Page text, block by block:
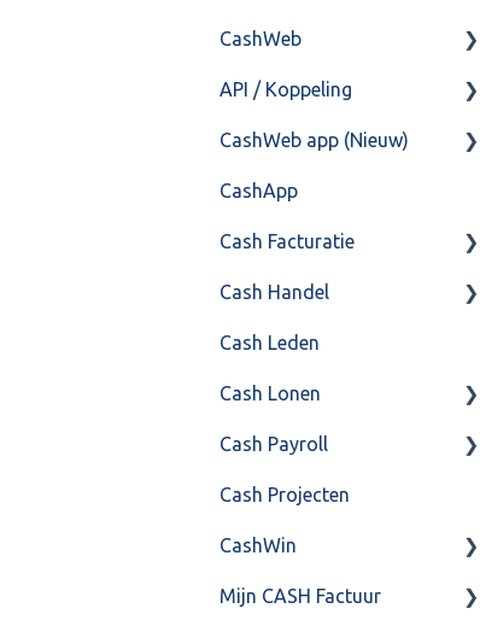
Boekhoud
Fiscaal
Overig
CashWeb
CashHero Layout
Mailen vanuit CASHWeb
Algemeen gebruik
API / Koppeling
Algemeen
Api 3.0 (SOAP API)
API 4.0 (REST API)
CashWeb app (Nieuw)
Veel gestelde vragen
CashApp
Cash Facturatie
Factureren
Instellingen
Algemeen
Formulierlayout
Cash Handel
Inkoop
Verkoop
Voorraad
Overig
VoorraadService &
Cash Leden
Cash Lonen
Algemeen
Inrichting
Jaarafsluiting
Salarisberekening
Cash Payroll
Aangifte
Algemeen
Basis Training
Cash Projecten
CashWin
Overig
Mijn CASH Factuur